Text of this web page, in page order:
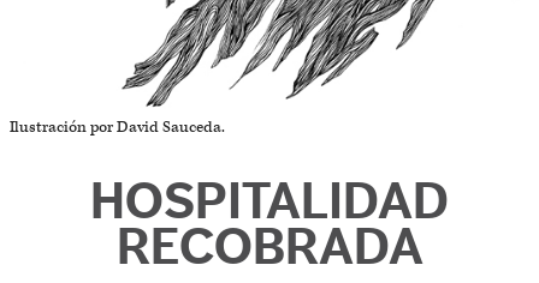
Ilustración por David Sauceda.
HOSPITALIDAD
RECOBRADA